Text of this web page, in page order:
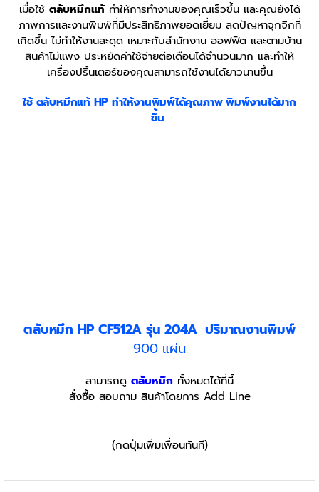
เมื่อใช้ ตลับหมึกแท้ทำให้การทำงานของคุณเร็วขึ้น และคุณยังได้
ภาพการและงานพิมพ์ที่มีประสิทธิภาพยอดเยี่ยม ลดปัญหาจุกจิกที่
เกิดขึ้น ไม่ทำให้งานสะดุด เหมาะกับสำนักงาน ออฟฟิต และตามบ้าน
สินค้าไม่แพง ประหยัดค่าใช้จ่ายต่อเดือนได้จำนวนมาก และทำให้
เครื่องปริ้นเตอร์ของคุณสามารถใช้งานได้ยาวนานขึ้น
ใช้ ตลับหมึกแท้ HP ทำให้งานพิมพ์ได้คุณภาพ พิมพ์งานได้มาก
ขึ้น
ตลับหมึก HPCF512A รุ่น204A ปริมาณงานพิมพ์
900 แผ่น
สามารถดู ตลับหมึก ทั้งหมดได้ที่นี้
สั่งซื้อ สอบถาม สินค้าโดยการ Add Line
(กดปุ่มเพิ่มเพื่อนทันที)